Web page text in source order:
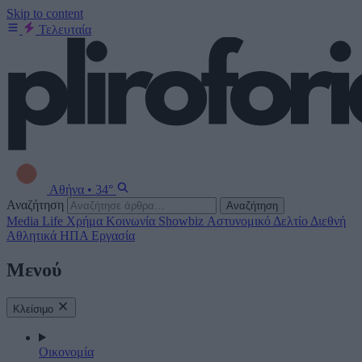
Skip to content
Τελευταία
Αθήνα • 34°
Αναζήτηση
Αναζήτηση
Media Life Χρήμα Κοινωνία Showbiz Αστυνομικό Δελτίο Διεθνή
Αθλητικά ΗΠΑ Εργασία
Μενού
Κλείσιμο
Οικονομία